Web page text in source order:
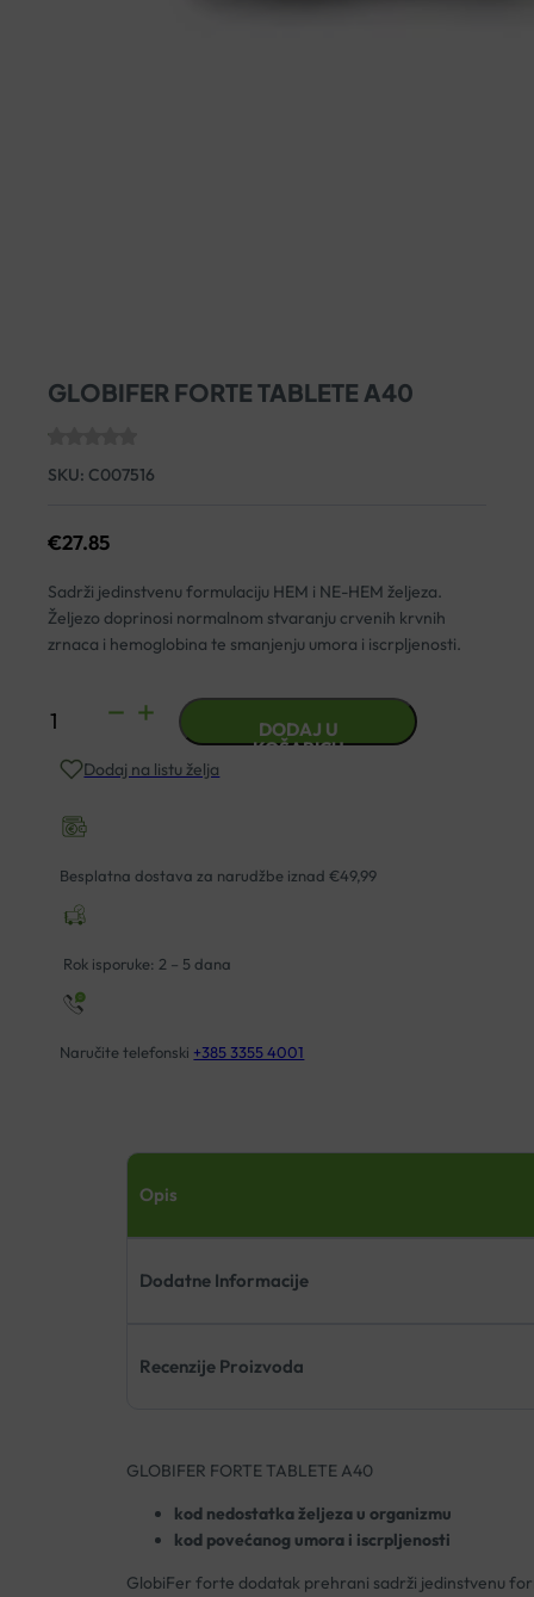
GLOBIFER FORTE TABLETE A40
SKU: C007516
€27.85
Sadrži jedinstvenu formulaciju HEM i NE-HEM željeza.
Željezo doprinosi normalnom stvaranju crvenih krvnih
zrnaca i hemoglobina te smanjenju umora i iscrpljenosti.
GLOBIFER
TABLETE
količina
DODAJ U
KOŠARICU
Dodaj na listu želja
Besplatna dostava za narudžbe iznad €49,99
Rok isporuke: 2 – 5 dana
Naručite telefonski +385 3355 4001
Opis
Dodatne Informacije
Recenzije Proizvoda
GLOBIFER FORTE TABLETE A40
kod nedostatka željeza u organizmu
kod povećanog umora i iscrpljenosti
GlobiFer forte dodatak prehrani sadrži jedinstvenu